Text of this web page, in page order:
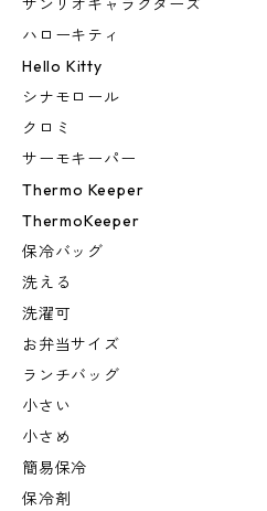
サンリオキャラクターズ
ハローキティ
Hello Kitty
シナモロール
クロミ
サーモキーパー
Thermo Keeper
ThermoKeeper
保冷バッグ
洗える
洗濯可
お弁当サイズ
ランチバッグ
小さい
小さめ
簡易保冷
保冷剤